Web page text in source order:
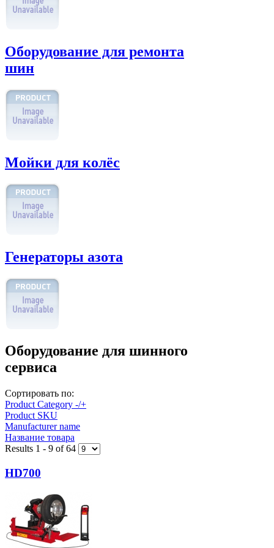
Оборудование для ремонта
шин
Мойки для колёс
Генераторы азота
Оборудование для шинного
сервиса
Сортировать по:
Product Category -/+
Product SKU
Manufacturer name
Название товара
Results 1 - 9 of 64
HD700